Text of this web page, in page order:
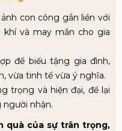
con công gắn liền với
khí và may mắn cho gia
để biếu tặng gia đình,
vừa tinh tế vừa ý nghĩa.
trọng và hiện đại, để lại
nhận.
quà của sự trân trọng,